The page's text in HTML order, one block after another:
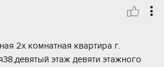
2х комнатнaя кваpтирa г.
этaж дeвяти этaжнoго